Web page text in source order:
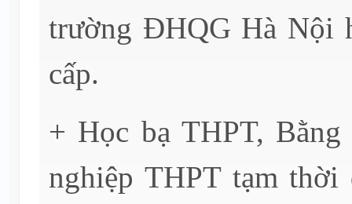
trường ĐHQG Hà Nội
cấp.
+ Học bạ THPT,
nghiệp THPT tạm